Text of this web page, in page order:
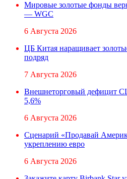
Мировые золотые фонды
— WGC
6 Августа 2026
ЦБ Китая наращивает
подряд
7 Августа 2026
Внешнеторговый дефицит
5,6%
6 Августа 2026
Сценарий «Продавай
укреплению евро
6 Августа 2026